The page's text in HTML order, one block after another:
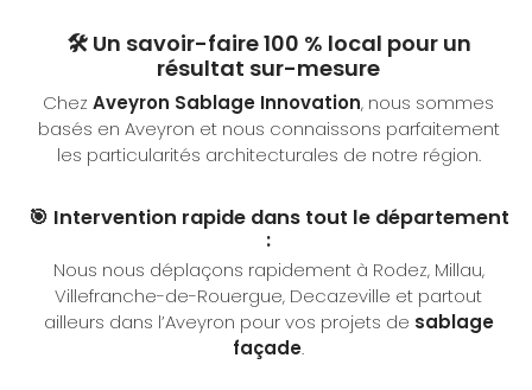
🛠️ Un savoir-faire 100 % local pour un
résultat sur-mesure
Chez Aveyron Sablage Innovation, nous sommes
basés en Aveyron et nous connaissons parfaitement
les particularités architecturales de notre région.
🎯 Intervention rapide dans tout le département
:
Nous nous déplaçons rapidement à Rodez, Millau,
Villefranche-de-Rouergue, Decazeville et partout
ailleurs dans l’Aveyron pour vos projets de sablage
façade.